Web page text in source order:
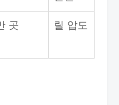
곳 릴 압도